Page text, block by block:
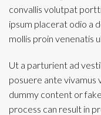
convallis volutpat
ipsum placerat odio a
mollis proin venenatis
Ut a parturient ad
posuere ante vivamus
dummy content or
process can result in